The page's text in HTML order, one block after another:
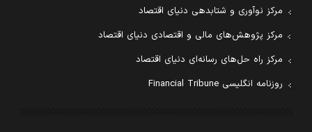
مرکز نوآوری و شتابدهی دنیای اقتصاد
مرکز پژوهش‌های مالی و اقتصادی دنیای اقتصاد
مرکز راه حل‌های رسانه‌ای دنیای اقتصاد
روزنامه انگلیسی Financial Tribune